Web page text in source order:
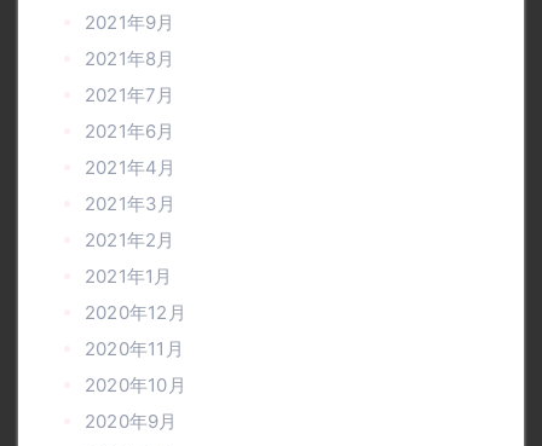
2021年9月
2021年8月
2021年7月
2021年6月
2021年4月
2021年3月
2021年2月
2021年1月
2020年12月
2020年11月
2020年10月
2020年9月